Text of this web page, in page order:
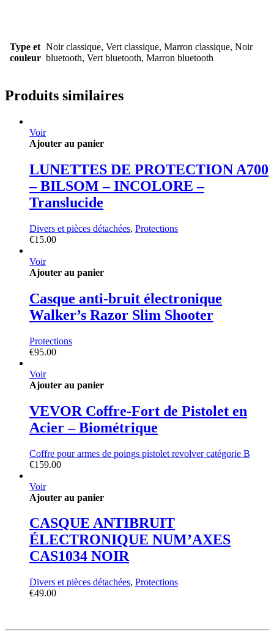
Type et
couleur
Noir classique, Vert classique, Marron classique, Noir
bluetooth, Vert bluetooth, Marron bluetooth
Produits similaires
Voir
Ajouter au panier
LUNETTES DE PROTECTION A700
– BILSOM – INCOLORE –
Translucide
Divers et pièces détachées, Protections
€15.00
Voir
Ajouter au panier
Casque anti-bruit électronique
Walker’s Razor Slim Shooter
Protections
€95.00
Voir
Ajouter au panier
VEVOR Coffre-Fort de Pistolet en
Acier – Biométrique
Coffre pour armes de poings pistolet revolver catégorie B
€159.00
Voir
Ajouter au panier
CASQUE ANTIBRUIT
ÉLECTRONIQUE NUM’AXES
CAS1034 NOIR
Divers et pièces détachées, Protections
€49.00